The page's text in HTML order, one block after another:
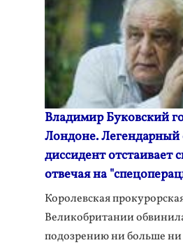
Владимир Буковский
Лондоне. Легендарный
диссидент отстаивает
отвечая на
Королевская
Великобритании
подозрению ни больше